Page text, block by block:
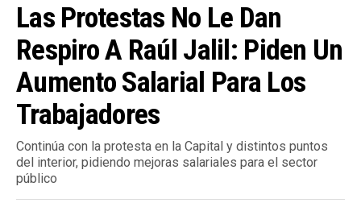
Las Protestas No Le Dan
Respiro A Raúl Jalil: Piden Un
Aumento Salarial Para Los
Trabajadores
Continúa con la protesta en la Capital y distintos puntos
del interior, pidiendo mejoras salariales para el sector
público